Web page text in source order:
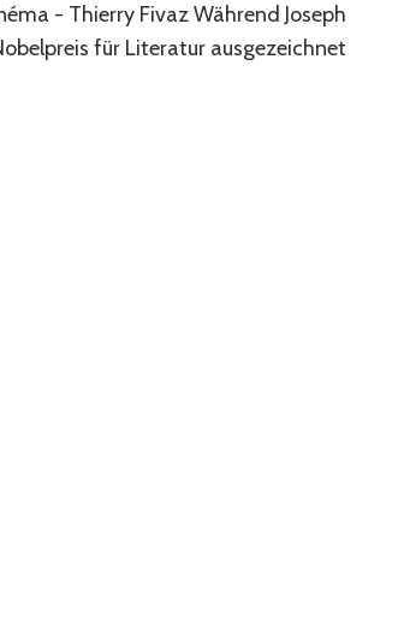
- Thierry Fivaz Während Joseph
für Literatur ausgezeichnet